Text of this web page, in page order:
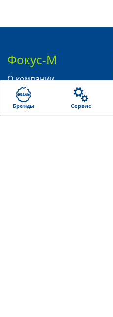
Фокус-М
О компании
Бренды
Бренды Сервис